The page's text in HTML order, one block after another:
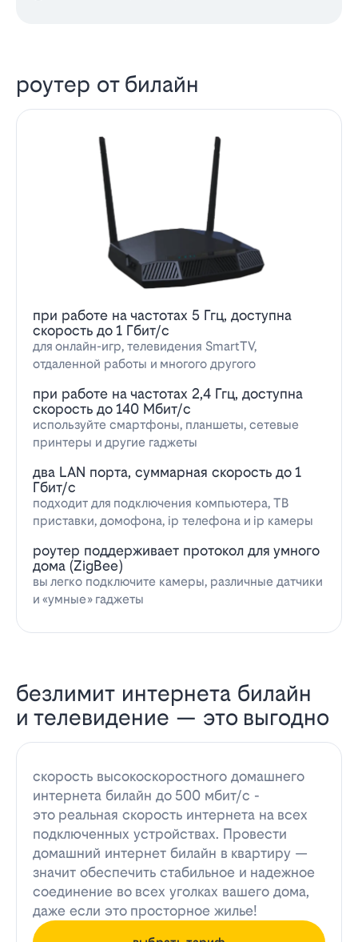
роутер от билайн
при работе на частотах 5 Ггц, доступна
скорость до 1 Гбит/с
для онлайн-игр, телевидения SmartTV,
отдаленной работы и многого другого
при работе на частотах 2,4 Ггц, доступна
скорость до 140 Мбит/с
используйте смартфоны, планшеты, сетевые
принтеры и другие гаджеты
два LAN порта, суммарная скорость до 1
Гбит/с
подходит для подключения компьютера, ТВ
приставки, домофона, ip телефона и ip камеры
роутер поддерживает протокол для умного
дома (ZigBee)
вы легко подключите камеры, различные датчики
и «умные» гаджеты
безлимит интернета билайн
и телевидение — это выгодно
скорость высокоскоростного домашнего
интернета билайн до 500 мбит/с -
это реальная скорость интернета на всех
подключенных устройствах. Провести
домашний интернет билайн в квартиру —
значит обеспечить стабильное и надежное
соединение во всех уголках вашего дома,
даже если это просторное жилье!